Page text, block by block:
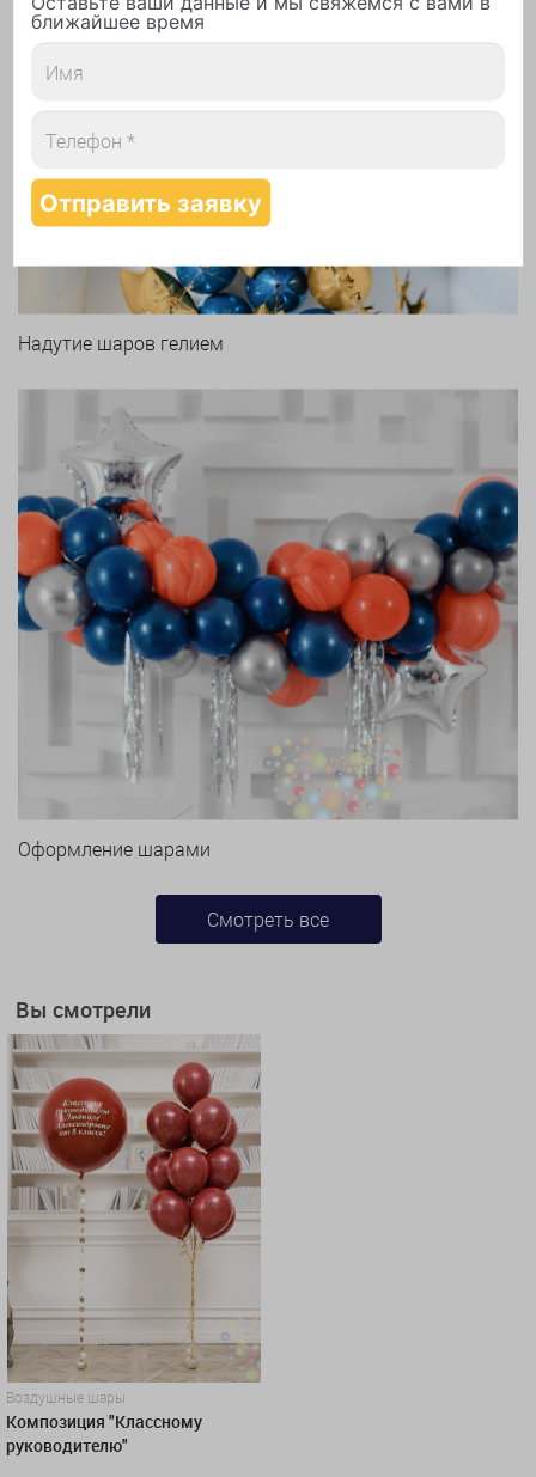
Арки и гирлянды из шаров
Надутие шаров гелием
Оформление шарами
Смотреть все
Вы смотрели
Воздушные шары
Композиция "Классному
руководителю"
ближайшее время